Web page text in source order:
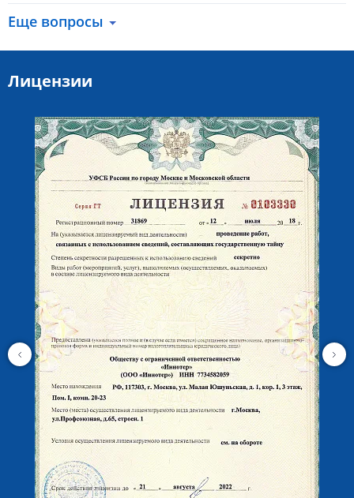
Еще вопросы
Лицензии